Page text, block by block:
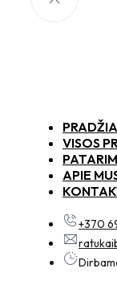
PRADŽIA
VISOS
APIE
+370